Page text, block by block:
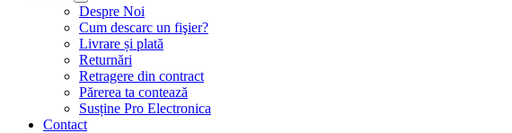
Despre Noi
Cum descarc un fişier?
Livrare și plată
Returnări
Retragere din contract
Părerea ta contează
Susține Pro Electronica
Contact